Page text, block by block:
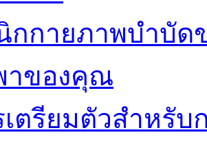
กกายภาพบำบัด
าของคุณ
เตรียมตัวสำหรั